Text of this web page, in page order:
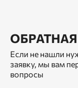
Если не нашли
заявку, мы вам
вопросы